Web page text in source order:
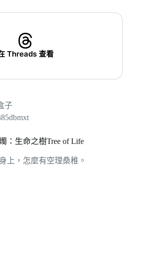
Threads 查看
子
：生命之樹Tree of Life
上，怎麼有空理桑稚。